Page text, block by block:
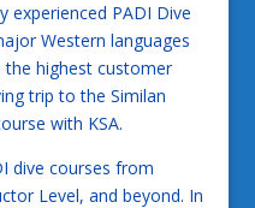
experienced PADI Dive
Western languages
the highest customer
trip to the Similan
with KSA.
dive courses from
Level, and beyond. In